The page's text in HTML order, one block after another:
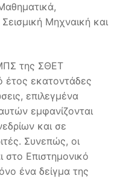
Μηχναική και
της ΣΘΕΤ
έτος εκατοντάδες
επιλεγμένα
εμφανίζονται
και σε
Συνεπώς, οι
στο Επιστημονικό
ένα δείγμα της